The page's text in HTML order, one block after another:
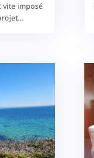
vite imposé